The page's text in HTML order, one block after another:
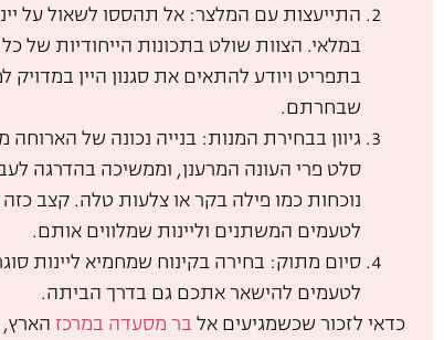
התייעצות עם המלצר: אל תהססו לשאול על
במלאי. הצוות שולט בתכונות הייחודיות של
בתפריט ויודע להתאים את סגנון היין
שבחרתם.
גיוון בבחירת המנות: בנייה נכונה של
סלט פרי העונה המרענן, וממשיכה בהדרגה
נוכחות כמו פילה בקר או צלעות טלה. קצב
לטעמים המשתנים וליינות שמלווים אותם.
סיום מתוק: בחירה בקינוח שמחמיא ליינות
לטעמים להישאר אתכם גם בדרך הביתה.
כדאי לזכור שכשמגיעים אל בר מסעדה במרכז